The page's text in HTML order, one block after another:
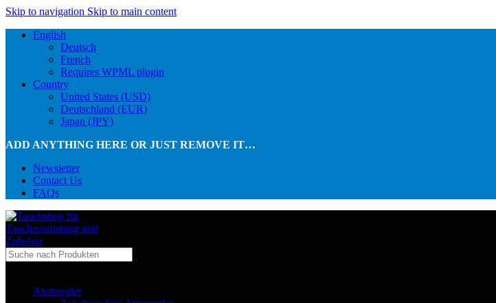
Skip to navigation Skip to main content
English
Deutsch
French
Requires WPML plugin
Country
United States (USD)
Deutschland (EUR)
Japan (JPY)
ADD ANYTHING HERE OR JUST REMOVE IT…
Newsletter
Contact Us
FAQs
Atemregler